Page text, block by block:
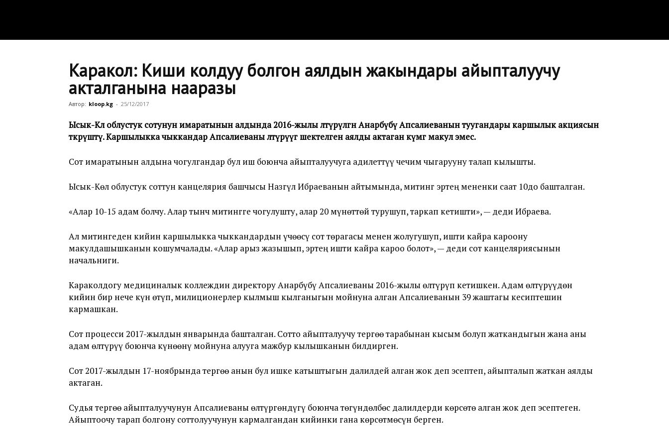
Каракол: Киши колдуу болгон аялдын жакындары айыпталуучу
акталганына нааразы
Автор: kloop.kg - 25/12/2017
Ысык-Көл облустук сотунун имаратынын алдында 2016-жылы өлтүрүлгөн Анарбүбү Апсалиеванын туугандары каршылык акциясын
өткөрүштү. Каршылыкка чыккандар Апсалиеваны өлтүрүүгө шектелген аялды актаган өкүмгө макул эмес.
Сот имаратынын алдына чогулгандар бул иш боюнча айыпталуучуга адилеттүү чечим чыгарууну талап кылышты.
Ысык-Көл облустук соттун канцелярия башчысы Назгүл Ибраеванын айтымында, митинг эртең мененки саат 10до башталган.
«Алар 10-15 адам болчу. Алар тынч митингге чогулушту, алар 20 мүнөттөй турушуп, таркап кетишти», — деди Ибраева.
Ал митингеден кийин каршылыкка чыккандардын үчөөсү сот төрагасы менен жолугушуп, ишти кайра кароону
макулдашышканын кошумчалады. «Алар арыз жазышып, эртең ишти кайра кароо болот», — деди сот канцеляриясынын
начальниги.
Караколдогу медициналык коллеждин директору Анарбүбү Апсалиеваны 2016-жылы өлтүрүп кетишкен. Адам өлтүрүүдөн
кийин бир нече күн өтүп, милиционерлер кылмыш кылганыгын мойнуна алган Апсалиеванын 39 жаштагы кесиптешин
кармашкан.
Сот процесси 2017-жылдын январында башталган. Сотто айыпталуучу тергөө тарабынан кысым болуп жаткандыгын жана аны
адам өлтүрүү боюнча күнөөнү мойнуна алууга мажбур кылышканын билдирген.
Сот 2017-жылдын 17-ноябрында тергөө анын бул ишке катыштыгын далилдей алган жок деп эсептеп, айыпталып жаткан аялды
актаган.
Судья тергөө айыпталуучунун Апсалиеваны өлтүргөндүгү боюнча төгүндөлбөс далилдерди көрсөтө алган жок деп эсептеген.
Айыптоочу тарап болгону соттолуучунун кармалгандан кийинки гана көрсөтмөсүн берген.